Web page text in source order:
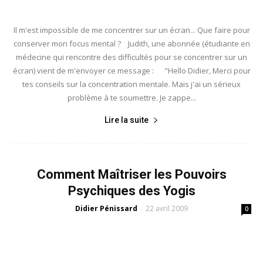
Il m'est impossible de me concentrer sur un écran... Que faire pour
conserver mon focus mental ? Judith, une abonnée (étudiante en
médecine qui rencontre des difficultés pour se concentrer sur un
écran) vient de m'envoyer ce message : "Hello Didier, Merci pour
tes conseils sur la concentration mentale. Mais j'ai un sérieux
problème à te soumettre. Je zappe...
Lire la suite
Comment Maîtriser les Pouvoirs
Psychiques des Yogis
Didier Pénissard - 22 avril 2009 0